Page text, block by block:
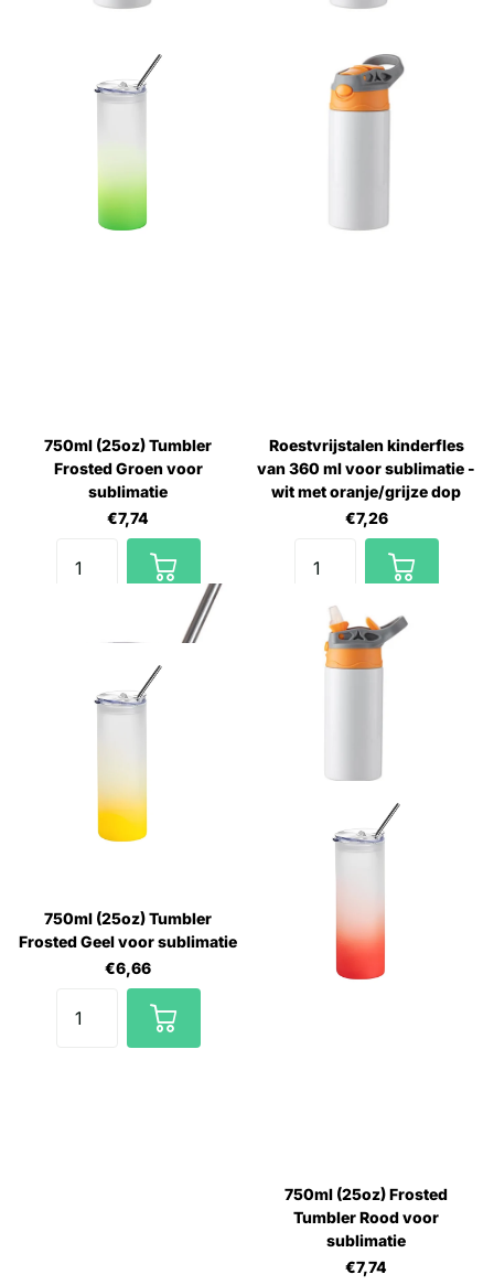
750ml (25oz) Tumbler
Frosted Groen voor
sublimatie
€7,74
Roestvrijstalen kinderfles
van 360 ml voor sublimatie -
wit met oranje/grijze dop
€7,26
750ml (25oz) Tumbler
Frosted Geel voor sublimatie
€6,66
750ml (25oz) Frosted
Tumbler Rood voor
sublimatie
€7,74